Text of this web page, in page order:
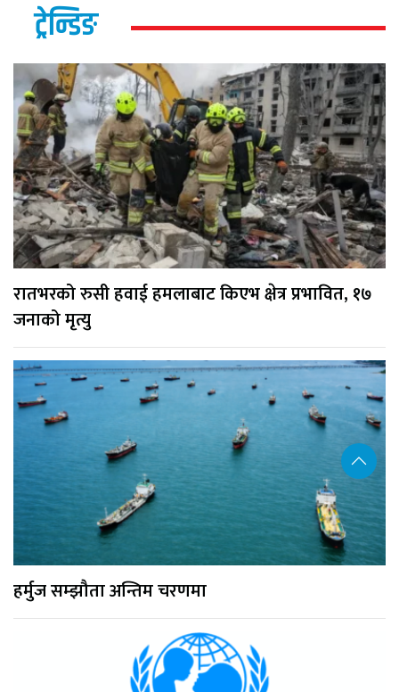
ट्रेन्डिङ
रातभरको रुसी हवाई हमलाबाट किएभ क्षेत्र प्रभावित, १७
जनाको मृत्यु
हर्मुज सम्झौता अन्तिम चरणमा